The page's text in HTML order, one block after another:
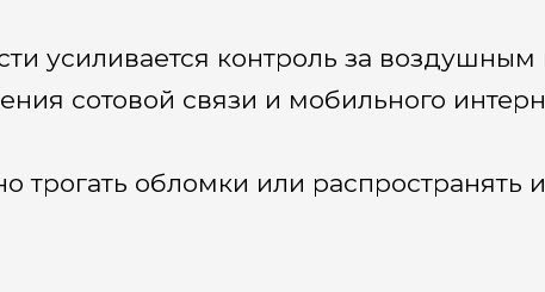
усиливается контроль за воздушным
сотовой связи и мобильного
трогать обломки или распространять